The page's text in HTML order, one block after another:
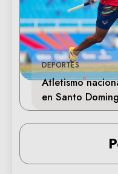
DEPORTES
Atletismo
en Santo